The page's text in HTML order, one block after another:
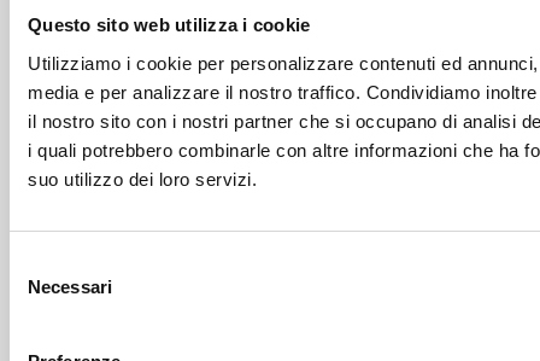
Questo sito web utilizza i cookie
Utilizziamo i cookie per personalizzare contenuti ed
media e per analizzare il nostro traffico. Condividiamo
il nostro sito con i nostri partner che si occupano di analisi
i quali potrebbero combinarle con altre informazioni che ha
suo utilizzo dei loro servizi.
delNecessari